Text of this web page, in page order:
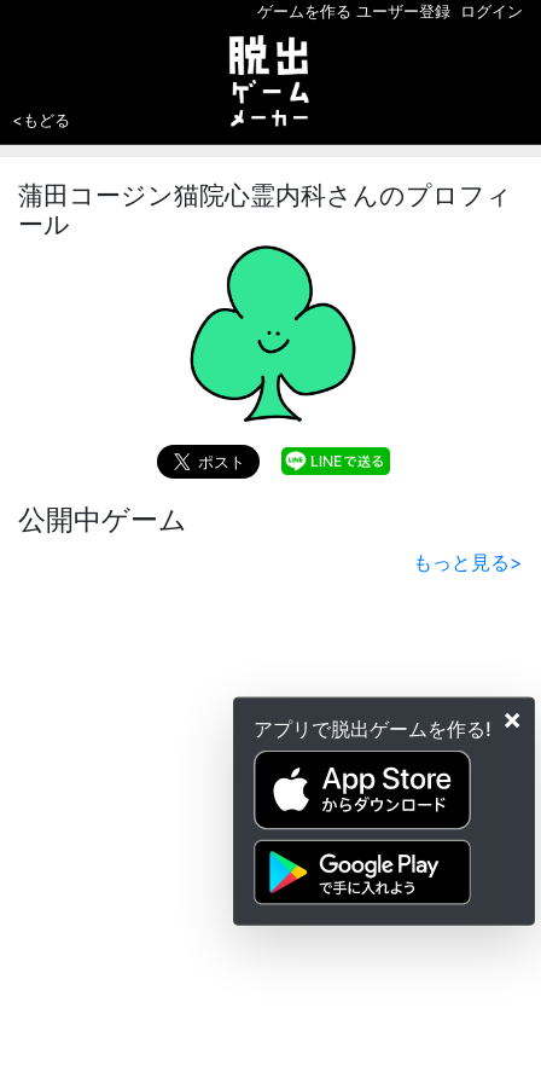
×
アプリで脱出ゲームを作る!
ゲームを作る ユーザー登録 ログイン
<もどる
蒲田コージン猫院心霊内科さんのプロフィ
ール
公開中ゲーム
もっと見る>